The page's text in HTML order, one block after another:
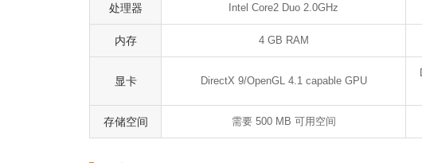
处理器 Intel Core2 Duo 2.0GHz
内存 4 GB RAM
显卡 DirectX 9/OpenGL 4.1 capable GPU
存储空间 需要 500 MB 可用空间